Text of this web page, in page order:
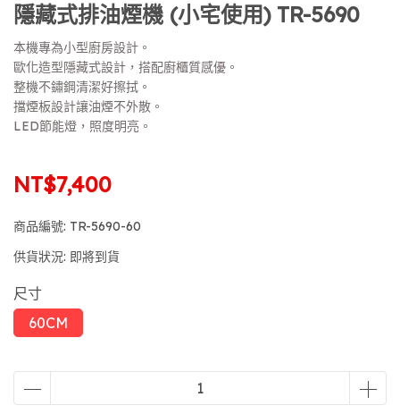
隱藏式排油煙機 (小宅使用) TR-5690
本機專為小型廚房設計。
歐化造型隱藏式設計，搭配廚櫃質感優。
整機不鏽鋼清潔好擦拭。
擋煙板設計讓油煙不外散。
LED節能燈，照度明亮。
NT$7,400
商品編號: TR-5690-60
供貨狀況: 即將到貨
尺寸
60CM